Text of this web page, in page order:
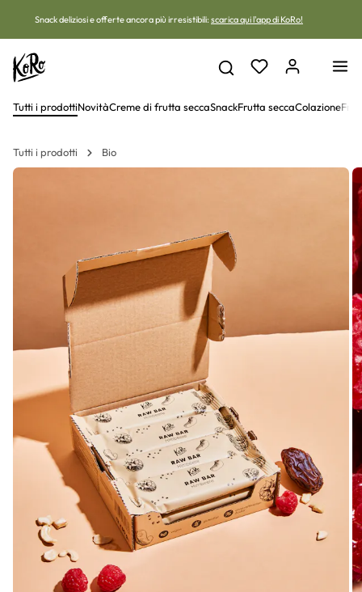
Snack deliziosi e offerte ancora più irresistibili: scarica qui l'app di KoRo!
Tutti i prodottiNovitàCreme di frutta seccaSnackFrutta seccaColazione
Tutti i prodotti Bio